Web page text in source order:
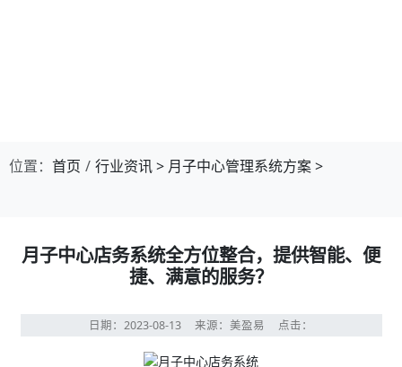
位置： 首页 行业资讯> 月子中心管理系统方案>
月子中心店务系统全方位整合，提供智能、便
捷、满意的服务？
日期：2023-08-13 来源：美盈易 点击：